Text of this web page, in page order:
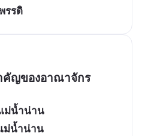
รรดิ
คัญของอาณาจักร
ม่น้ำน่าน
ม่น้ำน่าน